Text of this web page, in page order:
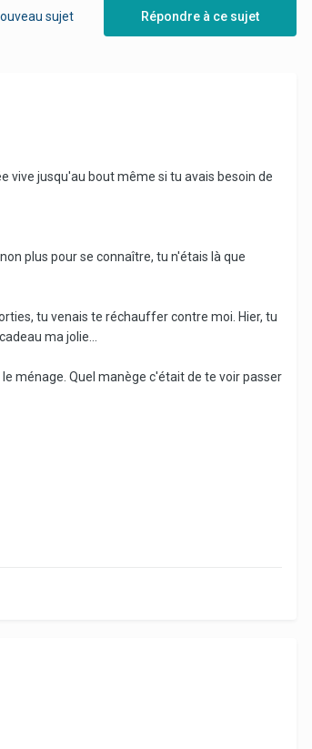
Répondre à ce sujet
sujet
vive jusqu'au bout même si tu avais besoin de
plus pour se connaître, tu n'étais là que
tu venais te réchauffer contre moi. Hier, tu
ma jolie...
ménage. Quel manège c'était de te voir passer